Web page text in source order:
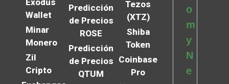
Exodus
Wallet
Minar
Monero
Zil
Cripto
Predicción
de Precios
ROSE
Predicción
de Precios
QTUM
Tezos
(XTZ)
Shiba
Token
Coinbase
Pro
o
m
y
N
e